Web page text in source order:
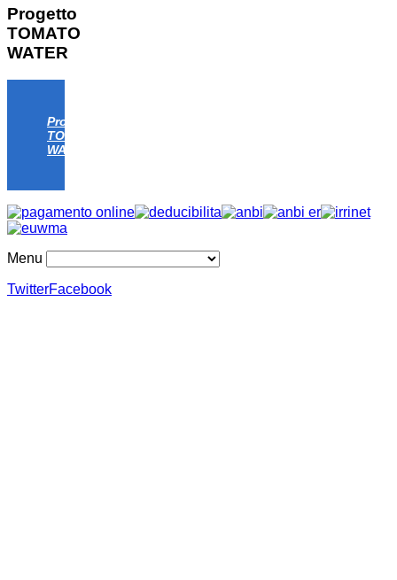
Progetto
TOMATO
WATER
Progetto
TOMATO
WATER
Menu
TwitterFacebook